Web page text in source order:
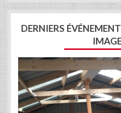
DERNIERS